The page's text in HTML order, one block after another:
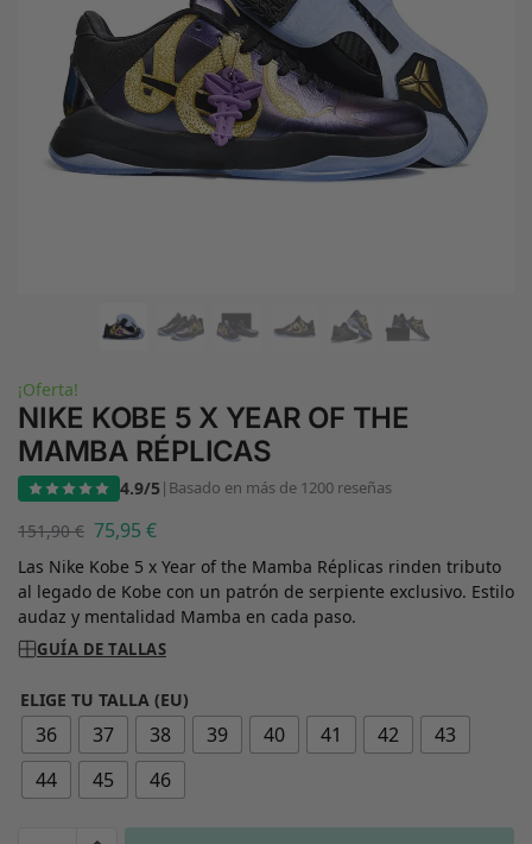
¡Oferta!
NIKE KOBE 5 X YEAR OF THE
MAMBA RÉPLICAS
4.9/5| Basado en más de 1200 reseñas
151,90€ 75,95 €
Las Nike Kobe 5 x Year of the Mamba Réplicas rinden tributo
al legado de Kobe con un patrón de serpiente exclusivo. Estilo
audaz y mentalidad Mamba en cada paso.
GUÍA DE TALLAS
ELIGE TU TALLA (EU)
36 37 38 39 40 41 42
43
44
45 46